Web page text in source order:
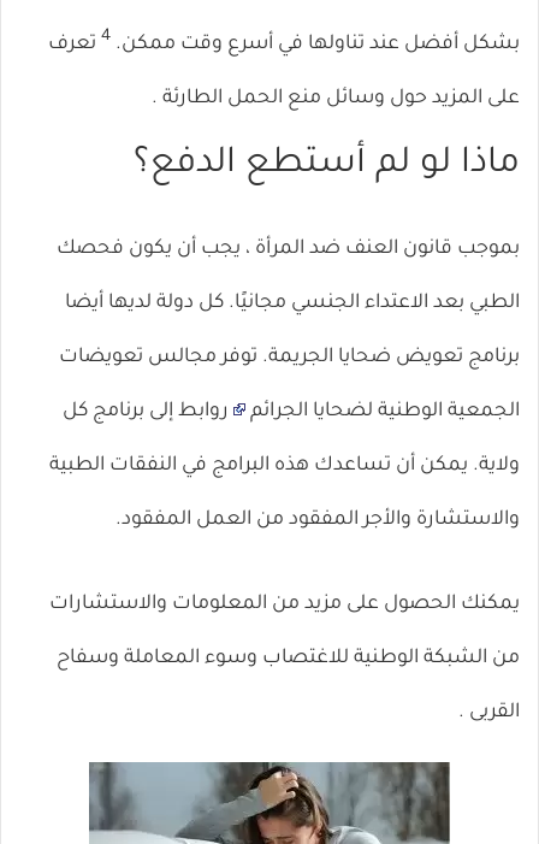
بشكل أفضل عند تناولها في أسرع وقت ممكن. 4 تعرف
على المزيد حول وسائل منع الحمل الطارئة .
ماذا لو لم أستطع الدفع؟
بموجب قانون العنف ضد المرأة ، يجب أن يكون فحصك
الطبي بعد الاعتداء الجنسي مجانيًا. كل دولة لديها أيضا
برنامج تعويض ضحايا الجريمة. توفر مجالس تعويضات
الجمعية الوطنية لضحايا الجرائم روابط إلى برنامج كل
ولاية. يمكن أن تساعدك هذه البرامج في النفقات الطبية
والاستشارة والأجر المفقود من العمل المفقود.
يمكنك الحصول على مزيد من المعلومات والاستشارات
من الشبكة الوطنية للاغتصاب وسوء المعاملة وسفاح
القربى .